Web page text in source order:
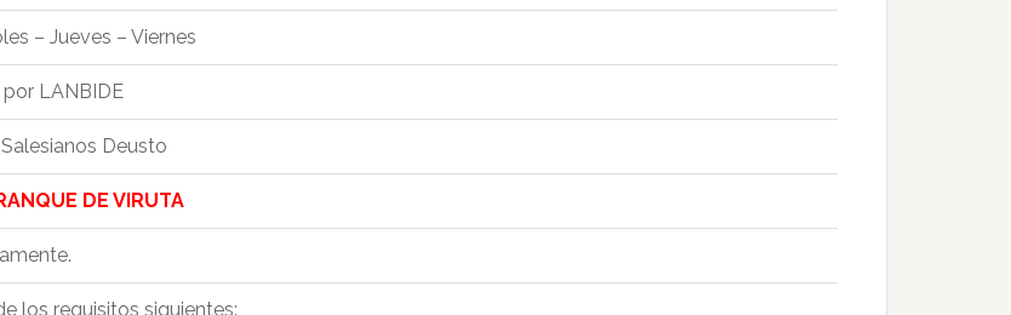
– Jueves – Viernes
por LANBIDE
Deusto
DE VIRUTA
los requisitos siguientes: